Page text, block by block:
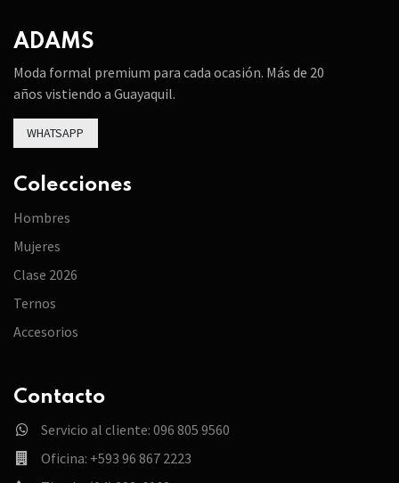
ADAMS
Moda formal premium para cada ocasión. Más de 20
años vistiendo a Guayaquil.
WHATSAPP
Colecciones
Hombres
Mujeres
Clase 2026
Ternos
Accesorios
Contacto
Servicio al cliente: 096 805 9560
Oficina: +593 96 867 2223